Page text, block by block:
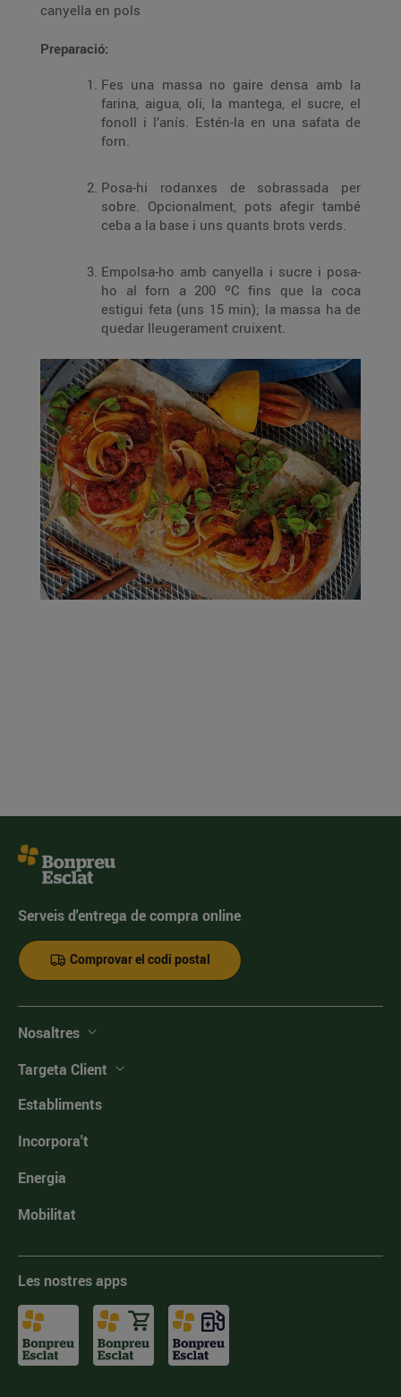
canyella en pols
Preparació:
Fes una massa no gaire densa amb la
farina, aigua, oli, la mantega, el sucre, el
fonoll i l’anís. Estén-la en una safata de
forn.
Posa-hi rodanxes de sobrassada per
sobre. Opcionalment, pots afegir també
ceba a la base i uns quants brots verds.
Empolsa-ho amb canyella i sucre i posa-
ho al forn a 200 ºC fins que la coca
estigui feta (uns 15 min); la massa ha de
quedar lleugerament cruixent.
Serveis d'entrega de compra online
Comprovar el codi postal
Nosaltres
Targeta Client
Establiments
Incorpora't
Energia
Mobilitat
Les nostres apps